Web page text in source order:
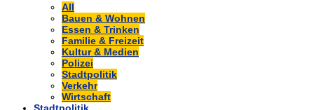
All
Bauen & Wohnen
Essen & Trinken
Familie & Freizeit
Kultur & Medien
Polizei
Stadtpolitik
Verkehr
Wirtschaft
Stadtpolitik